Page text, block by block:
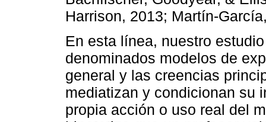
Harrison, 2013; Martín-
En esta línea, nuestro
denominados modelos de
general y las creencias
mediatizan y condicionan su
propia acción o uso real del